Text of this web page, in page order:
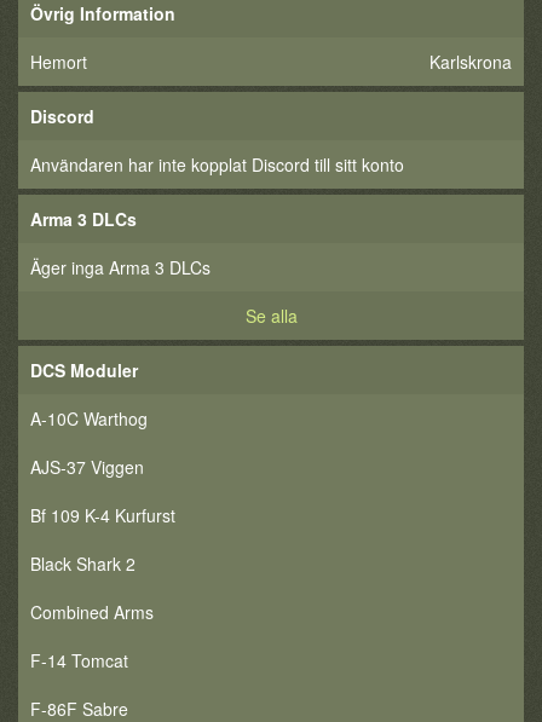
Övrig Information
Hemort
Karlskrona
Discord
Användaren har inte kopplat Discord till sitt konto
Arma 3 DLCs
Äger inga Arma 3 DLCs
Se alla
DCS Moduler
A-10C Warthog
AJS-37 Viggen
Bf 109 K-4 Kurfurst
Black Shark 2
Combined Arms
F-14 Tomcat
F-86F Sabre